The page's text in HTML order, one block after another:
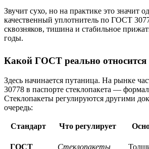
Звучит сухо, но на практике это значит
качественный уплотнитель по ГОСТ
сквозняков, тишина и стабильное
годы.
Какой ГОСТ реально относится
Здесь начинается путаница. На рынке
30778 в паспорте стеклопакета —
Стеклопакеты регулируются другими
очередь:
Стандарт Что регулирует
ГОСТ Стеклопакеты